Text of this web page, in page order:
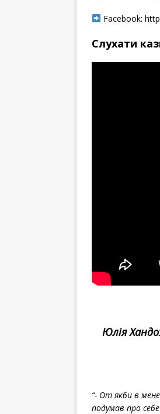
Facebook:
Слухати
Юлія
“- От якби в
подумав про